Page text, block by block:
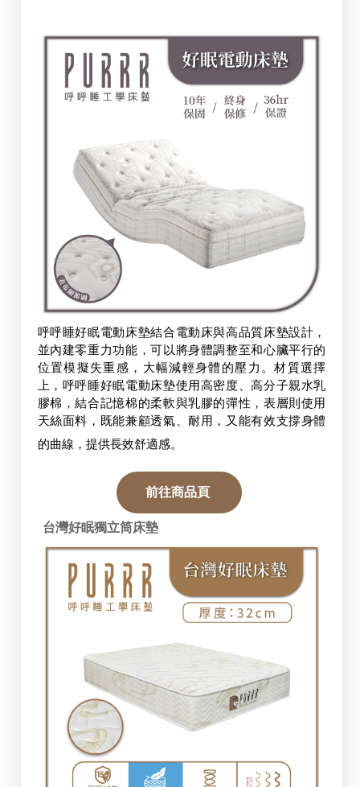
呼呼睡好眠電動床墊結合電動床與高品質床墊設計，
並內建零重力功能，可以將身體調整至和心臟平行的
位置模擬失重感，大幅減輕身體的壓力。材質選擇
上，呼呼睡好眠電動床墊使用高密度、高分子親水乳
膠棉，結合記憶棉的柔軟與乳膠的彈性，表層則使用
天絲面料，既能兼顧透氣、耐用，又能有效支撐身體
的曲線，提供長效舒適感。
前往商品頁
台灣好眠獨立筒床墊